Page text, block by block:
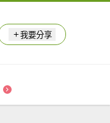
我要分享